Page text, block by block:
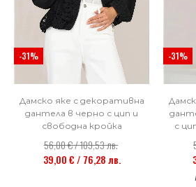
-31%
Дамско яке с декоративна
дантела в черно с цип и
свободна кройка
56,00 € / 109,53 лв.
39,00 € / 76,28 лв.
-31%
с